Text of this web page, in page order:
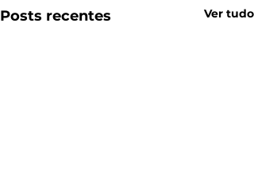
Posts recentes Ver tudo